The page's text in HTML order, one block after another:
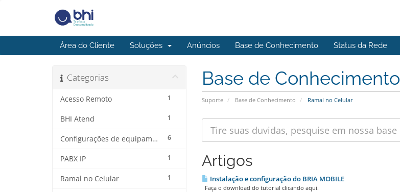
Área do Cliente Soluções Anúncios Base de Conhecimento Status da Rede
Base de Conhecimento
Suporte Base de Conhecimento Ramal no Celular
Categorias
1
Acesso Remoto
1
BHI Atend
6
Configurações de equipamentos
1
PABX IP
1
Ramal no Celular
Artigos
Instalação e configuração do BRIA MOBILE
Faça o download do tutorial clicando aqui.